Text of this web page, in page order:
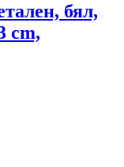
бял,
cm,